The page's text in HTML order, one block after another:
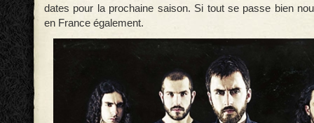
dates pour la prochaine saison. Si tout se passe bien
en France également.